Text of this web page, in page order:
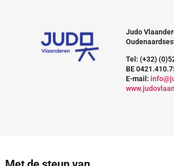
Judo
Tel: (+32)
BE
E-mail: